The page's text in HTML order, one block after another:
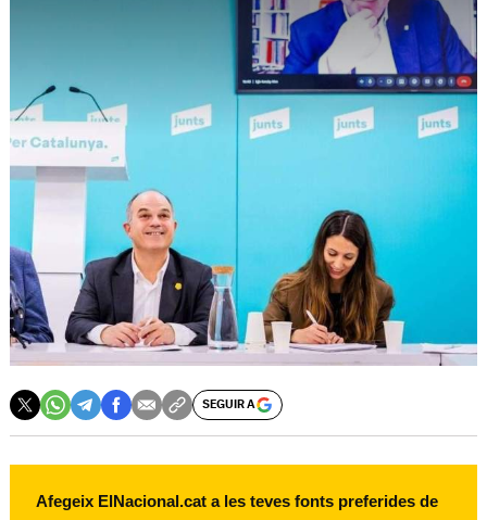
SEGUIR A
Afegeix ElNacional.cat a les teves fonts preferides de